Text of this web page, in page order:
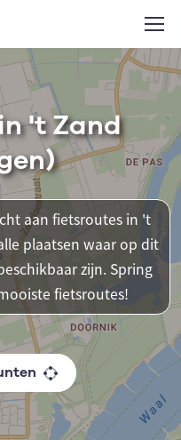
't Zand
aan fietsroutes in 't
plaatsen waar op dit
zijn. Spring
fietsroutes!